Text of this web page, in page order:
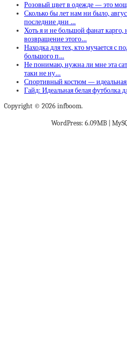
Розовый цвет в одежде — это
Сколько бы лет нам ни было,
последние дни …
Хоть я и не большой фанат карго,
возвращение этого…
Находка для тех, кто мучается с
большого п…
Не понимаю, нужна ли мне эта
таки не ну…
Спортивный костюм — идеальная
Гайд: Идеальная белая футболка
Copyright © 2026 infboom.
WordPress: 6.09MB |